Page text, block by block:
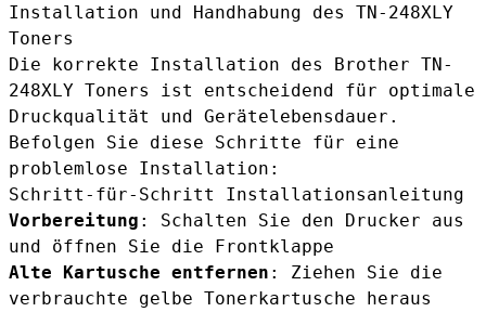
Installation und Handhabung des TN-248XLY
Toners
Die korrekte Installation des Brother TN-
248XLY Toners ist entscheidend für optimale
Druckqualität und Gerätelebensdauer.
Befolgen Sie diese Schritte für eine
problemlose Installation:
Schritt-für-Schritt Installationsanleitung
Vorbereitung : Schalten Sie den Drucker aus
und öffnen Sie die Frontklappe
Alte Kartusche entfernen : Ziehen Sie die
verbrauchte gelbe Tonerkartusche heraus